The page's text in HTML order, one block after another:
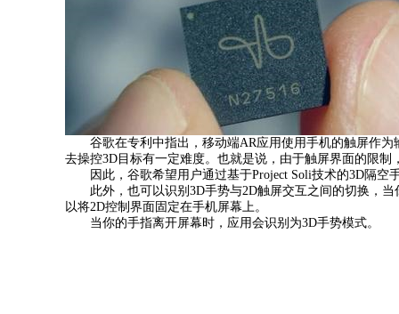
谷歌在专利中指出，移动端AR应用使用手机的触屏作为
去操控3D目标有一定难度。也就是说，由于触屏界面的限
因此，谷歌希望用户通过基于Project Soli技术的3D隔空
此外，也可以识别3D手势与2D触屏交互之间的切换，当
以将2D控制界面固定在手机屏幕上。
当你的手指离开屏幕时，应用会识别为3D手势模式。